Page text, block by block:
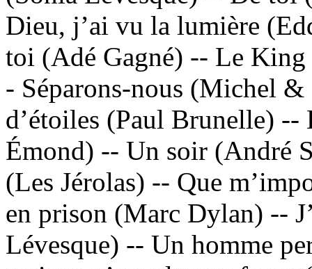
Dieu, j’ai vu la lumière
toi (Adé Gagné) -- Le King
- Séparons-nous (Michel
d’étoiles (Paul Brunelle) --
Émond) -- Un soir (André
(Les Jérolas) -- Que
en prison (Marc Dylan) --
Lévesque) -- Un homme